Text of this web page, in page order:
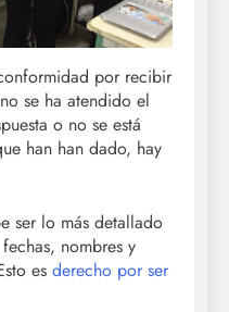
por recibir
se ha atendido el
o no se está
han han dado, hay
ser lo más detallado
nombres y
es derecho por ser